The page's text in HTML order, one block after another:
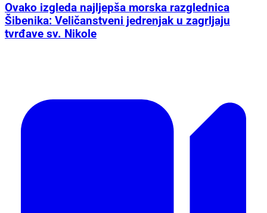
Ovako izgleda najljepša morska razglednica
Šibenika: Veličanstveni jedrenjak u zagrljaju
tvrđave sv. Nikole